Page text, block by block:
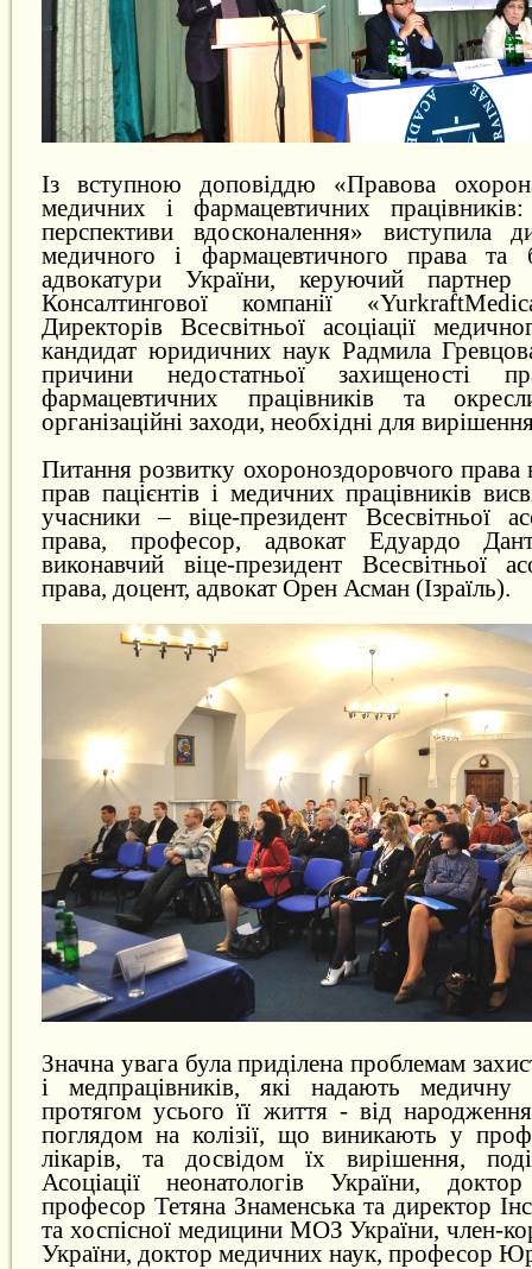
Із вступною доповіддю «Правова
медичних і фармацевтичних
перспективи вдосконалення» виступила
медичного і фармацевтичного права та
адвокатури України, керуючий партнер
Консалтингової компанії
Директорів Всесвітньої асоціації
кандидат юридичних наук Радмила
причини недостатньої захищеності
фармацевтичних працівників та
організаційні заходи, необхідні для
Питання розвитку охороноздоровчого права
прав пацієнтів і медичних працівників
учасники – віце-президент Всесвітньої
права, професор, адвокат Едуардо
виконавчий віце-президент Всесвітньої
права, доцент, адвокат Орен Асман (Ізраїль).
Значна увага була приділена проблемам
і медпрацівників, які надають
протягом усього її життя - від
поглядом на колізії, що виникають у
лікарів, та досвідом їх вирішення,
Асоціації неонатологів України,
професор Тетяна Знаменська та директор
та хоспісної медицини МОЗ України, член-
України, доктор медичних наук, професор